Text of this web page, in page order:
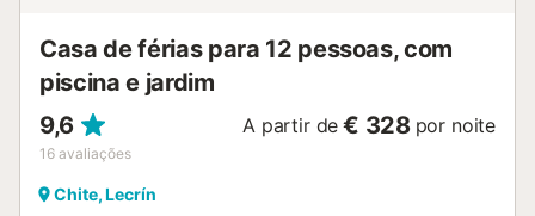
Casa de férias para 12 pessoas, com
piscina e jardim
9,6
16 avaliações
A partir de € 328 por noite
Chite, Lecrín